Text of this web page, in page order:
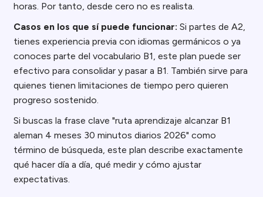
horas. Por tanto, desde cero no es realista.
Casos en los que sí puede funcionar: Si partes de A2,
tienes experiencia previa con idiomas germánicos o ya
conoces parte del vocabulario B1, este plan puede ser
efectivo para consolidar y pasar a B1. También sirve para
quienes tienen limitaciones de tiempo pero quieren
progreso sostenido.
Si buscas la frase clave "ruta aprendizaje alcanzar B1
aleman 4 meses 30 minutos diarios 2026" como
término de búsqueda, este plan describe exactamente
qué hacer día a día, qué medir y cómo ajustar
expectativas.